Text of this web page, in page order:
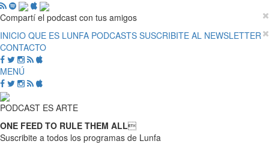
Compartí el podcast con tus amigos
INICIO QUE ES LUNFA PODCASTS SUSCRIBITE AL NEWSLETTER
CONTACTO
MENÚ
PODCAST ES ARTE
ONE FEED TO RULE THEM ALL
Suscribite a todos los programas de Lunfa